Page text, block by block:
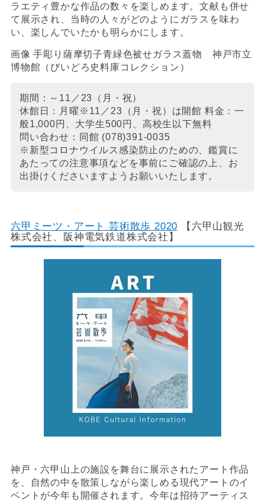
ラエティ豊かな作品の数々を楽しめます。文献も併せ
て展示され、当時の人々がどのようにガラスを味わ
い、楽しんでいたかも明らかにします。
画像 手彫り薩摩切子青緑色被せガラス蓋物 神戸市立
博物館（びいどろ史料庫コレクション）
期間：～11／23（月・祝）
休館日：月曜※11／23（月・祝）は開館 料金：一
般1,000円、大学生500円、高校生以下無料
問い合わせ：同館 (078)391-0035
※新型コロナウイルス感染防止のための、鑑賞に
あたっての注意事項などを事前にご確認の上、お
出掛けくださいますようお願いいたします。
六甲ミーツ・アート 芸術散歩 2020 【六甲山観光
株式会社、阪神電気鉄道株式会社】
神戸・六甲山上の施設を舞台に展示されたアート作品
を、自然の中を散策しながら楽しめる現代アートのイ
ベントが今年も開催されます。今年は招待アーティス